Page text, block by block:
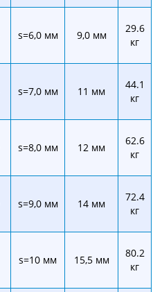
s=6,0 мм 9,0 мм
29.6
кг
s=7,0 мм 11 мм
44.1
кг
s=8,0 мм 12 мм
62.6
кг
s=9,0 мм 14 мм
72.4
кг
s=10 мм 15,5 мм
80.2
кг